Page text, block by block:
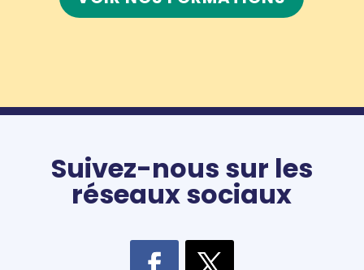
Suivez-nous sur les
réseaux sociaux